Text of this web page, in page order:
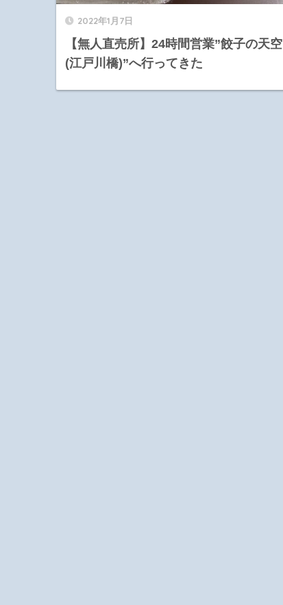
2022年1月7日
【無人直売所】24時間営業”餃子の天空
(江戸川橋)”へ行ってきた